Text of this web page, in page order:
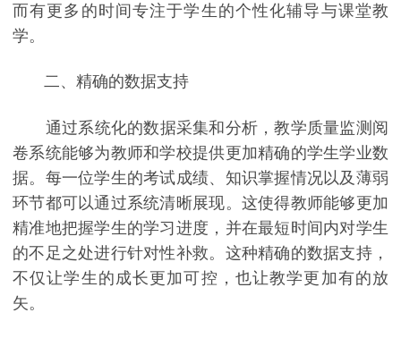
而有更多的时间专注于学生的个性化辅导与课堂教
学。
二、精确的数据支持
通过系统化的数据采集和分析，教学质量监测阅
卷系统能够为教师和学校提供更加精确的学生学业数
据。每一位学生的考试成绩、知识掌握情况以及薄弱
环节都可以通过系统清晰展现。这使得教师能够更加
精准地把握学生的学习进度，并在最短时间内对学生
的不足之处进行针对性补救。这种精确的数据支持，
不仅让学生的成长更加可控，也让教学更加有的放
矢。